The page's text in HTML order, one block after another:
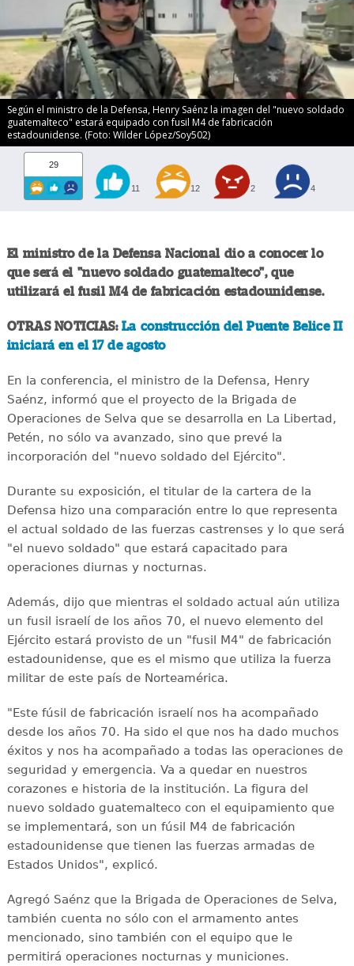
Según el ministro de la Defensa, Henry Saénz la imagen del "nuevo soldado
guatemalteco" estará equipado con fusil M4 de fabricación
estadounidense. (Foto: Wilder López/Soy502)
29
11 12 2 4
El ministro de la Defensa Nacional dio a conocer lo
que será el "nuevo soldado guatemalteco", que
utilizará el fusil M4 de fabricación estadounidense.
OTRAS NOTICIAS:La construcción del Puente Belice II
iniciará en el 17 de agosto
En la conferencia, el ministro de la Defensa, Henry
Saénz, informó que el proyecto de la Brigada de
Operaciones de Selva que se desarrolla en La Libertad,
Petén, no sólo va avanzado, sino que prevé la
incorporación del "nuevo soldado del Ejército".
Durante su exposición, el titular de la cartera de la
Defensa hizo una comparación entre lo que representa
el actual soldado de las fuerzas castrenses y lo que será
"el nuevo soldado" que estará capacitado para
operaciones diurnas y nocturnas.
Además, dijo que mientras el soldado actual aún utiliza
un fusil israelí de los años 70, el nuevo elemento del
Ejército estará provisto de un "fusil M4" de fabricación
estadounidense, que es el mismo que utiliza la fuerza
militar de este país de Norteamérica.
"Este fúsil de fabricación israelí nos ha acompañado
desde los años 70. Ha sido el que nos ha dado muchos
éxitos y nos ha acompañado a todas las operaciones de
seguridad y emergencia. Va a quedar en nuestros
corazones e historia de la institución. La figura del
nuevo soldado guatemalteco con el equipamiento que
se implementará, son un fúsil M4 de fabricación
estadounidense que tienen las fuerzas armadas de
Estados Unidos", explicó.
Agregó Saénz que la Brigada de Operaciones de Selva,
también cuenta no sólo con el armamento antes
mencionado, sino también con el equipo que le
permitirá operaciones nocturnas y municiones.